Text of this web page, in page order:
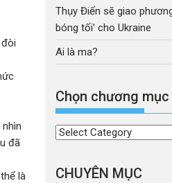
đã
là
Thụy Điển sẽ giao
bóng tối’ cho Ukraine
Ai là ma?
Chọn chương mục
Chọn
mục
CHUYÊN MỤC